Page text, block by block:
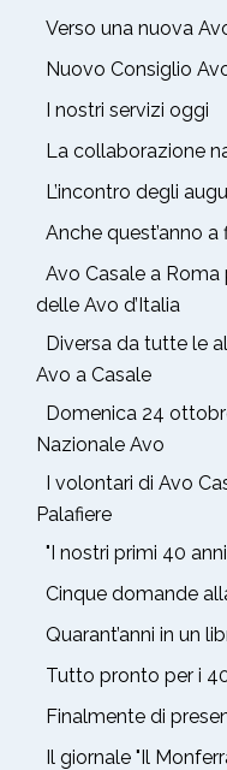
Verso una nuova
Nuovo Consiglio
I nostri servizi oggi
La collaborazione
L’incontro degli
Anche quest’anno
Avo Casale a Roma
delle Avo d’Italia
Diversa da tutte le
Avo a Casale
Domenica 24
Nazionale Avo
I volontari di Avo
Palafiere
"I nostri primi 40
Cinque domande
Quarant’anni in un
Tutto pronto per i
Finalmente di
Il giornale "Il